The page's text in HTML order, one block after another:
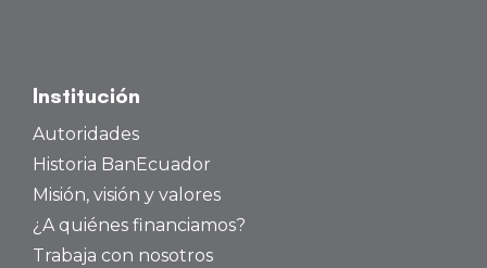
Institución
Autoridades
Historia BanEcuador
Misión, visión y valores
¿A quiénes financiamos?
Trabaja con nosotros